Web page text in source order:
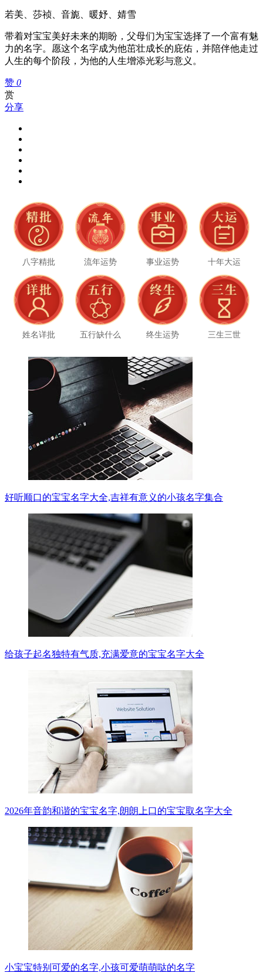
若美、莎祯、音旎、暖妤、婧雪
带着对宝宝美好未来的期盼，父母们为宝宝选择了一个富有魅
力的名字。愿这个名字成为他茁壮成长的庇佑，并陪伴他走过
人生的每个阶段，为他的人生增添光彩与意义。
赞 0
赏
分享
八字精批 流年运势 事业运势 十年大运
姓名详批 五行缺什么 终生运势 三生三世
好听顺口的宝宝名字大全,吉祥有意义的小孩名字集合
给孩子起名独特有气质,充满爱意的宝宝名字大全
2026年音韵和谐的宝宝名字,朗朗上口的宝宝取名字大全
小宝宝特别可爱的名字,小孩可爱萌萌哒的名字